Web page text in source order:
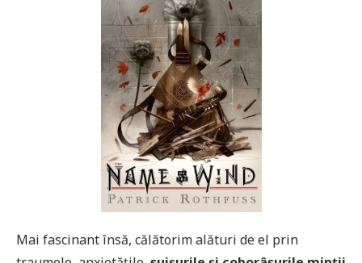
Mai fascinant însă, călătorim alături de el prin